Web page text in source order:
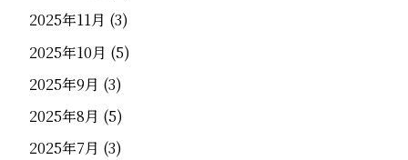
2025年11月 (3)
2025年10月 (5)
2025年9月 (3)
2025年8月 (5)
2025年7月 (3)